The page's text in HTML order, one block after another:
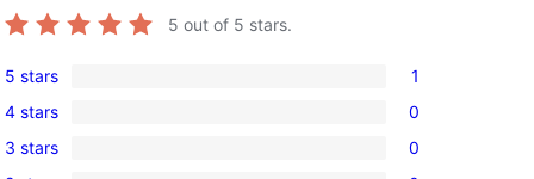
5 out of 5 stars.
1
5-
star
5 stars 1
0
4-
4 stars 0
0
3 stars 0